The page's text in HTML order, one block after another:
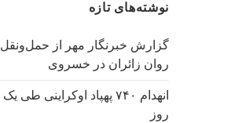
نوشته‌های تازه
گزارش خبرنگار مهر از حمل‌ونقل
روان زائران در خسروی
انهدام ۷۴۰ پهپاد اوکراینی طی یک
روز